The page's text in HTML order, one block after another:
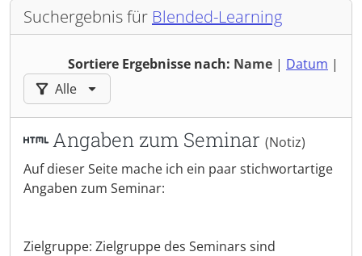
Suchergebnis für Blended-Learning
Sortiere Ergebnisse nach: Name | Datum |
Ergebnisse filtern nach:
Alle
Angaben zum Seminar (Notiz)
Auf dieser Seite mache ich ein paar stichwortartige
Angaben zum Seminar:
Zielgruppe: Zielgruppe des Seminars sind